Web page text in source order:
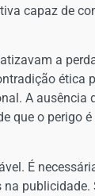
capaz de
a
ética
A ausência
que o perigo
É
publicidade.